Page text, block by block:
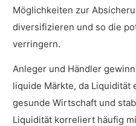
Möglichkeiten zur
diversifizieren und so die
verringern.
Anleger und Händler
liquide Märkte, da Liquidität
gesunde Wirtschaft und
Liquidität korreliert häufig